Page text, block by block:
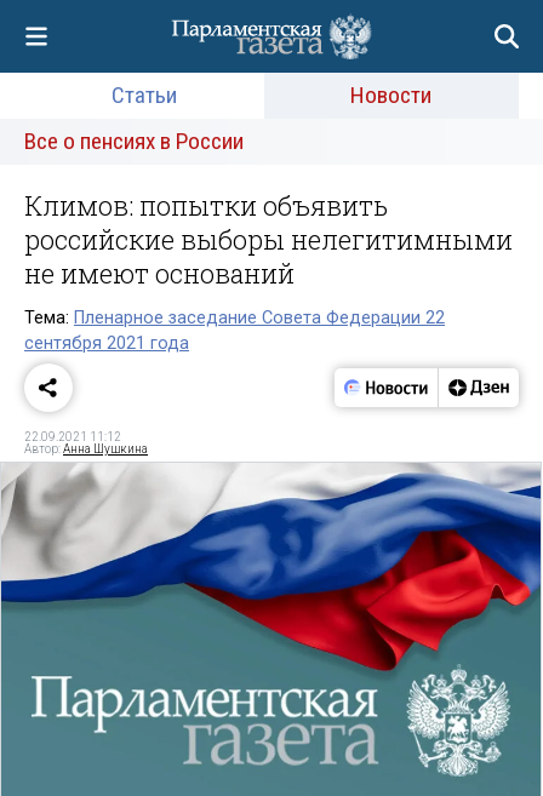
Статьи
Новости
Все о пенсиях в России
Климов: попытки объявить
российские выборы нелегитимными
не имеют оснований
Тема: Пленарное заседание Совета Федерации 22
сентября 2021 года
22.09.2021 11:12
Автор:Анна Шушкина